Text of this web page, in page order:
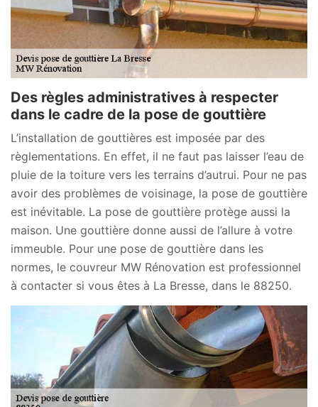
Des règles administratives à respecter
dans le cadre de la pose de gouttière
L’installation de gouttières est imposée par des
règlementations. En effet, il ne faut pas laisser l’eau de
pluie de la toiture vers les terrains d’autrui. Pour ne pas
avoir des problèmes de voisinage, la pose de gouttière
est inévitable. La pose de gouttière protège aussi la
maison. Une gouttière donne aussi de l’allure à votre
immeuble. Pour une pose de gouttière dans les
normes, le couvreur MW Rénovation est professionnel
à contacter si vous êtes à La Bresse, dans le 88250.